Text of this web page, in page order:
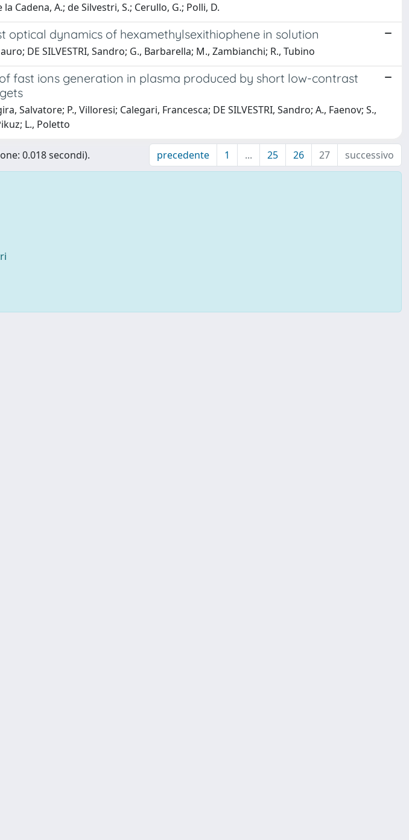
Cadena, A.; de Silvestri, S.; Cerullo, G.; Polli, D.
dynamics of hexamethylsexithiophene in solution
DE SILVESTRI, Sandro; G., Barbarella; M., Zambianchi; R., Tubino
fast ions generation in plasma produced by short low-contrast
Salvatore; P., Villoresi; Calegari, Francesca; DE SILVESTRI, Sandro; A., Faenov; S.,
L., Poletto
0.018 secondi). precedente 1 ... 25 26 27
successivo